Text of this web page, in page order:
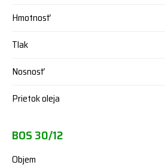
Hmotnosť
Tlak
Nosnosť
Prietok oleja
BOS 30/12
Objem